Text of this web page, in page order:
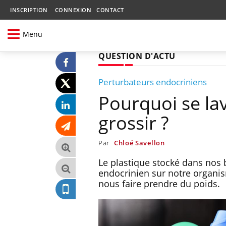
INSCRIPTION CONNEXION CONTACT
Menu
QUESTION D'ACTU
Perturbateurs endocriniens
Pourquoi se
grossir ?
Par Chloé Savellon
Le plastique stocké dans
endocrinien sur notre
nous faire prendre du poids.